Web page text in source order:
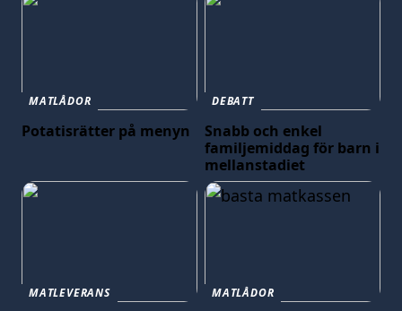
MATLÅDOR
Potatisrätter på menyn
DEBATT
Snabb och enkel
familjemiddag för barn i
mellanstadiet
MATLEVERANS MATLÅDOR